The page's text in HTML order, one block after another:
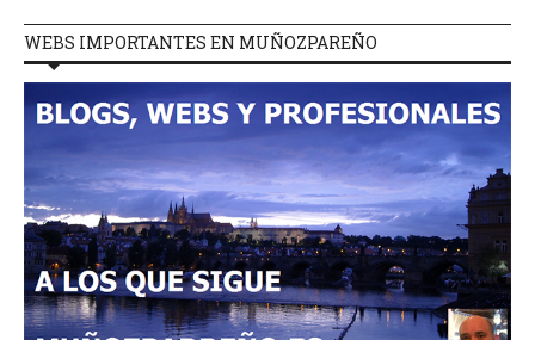
WEBS IMPORTANTES EN MUÑOZPAREÑO